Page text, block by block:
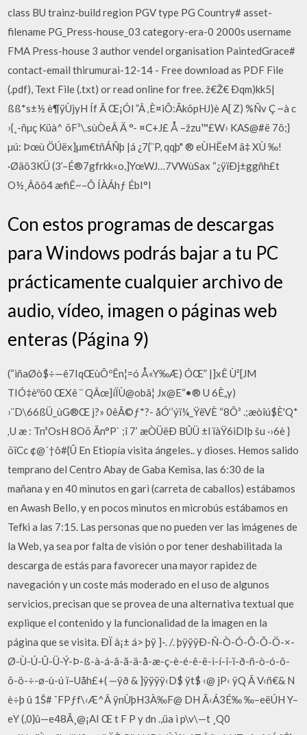
class BU trainz-build region PGV type PG Country# asset-
filename PG_Press-house_03 category-era-0 2000s username
FMA Press-house 3 author vendel organisation PaintedGrace#
contact-email thirumurai-12-14 - Free download as PDF File
(.pdf), Text File (.txt) or read online for free. ž€Ž€ Ðqm)kk5|
ßß*s±½ è¶ÿÙjyH Íf Ã Œ¡Ól ”Â ‚È¤iÔ:ÃkõpHJ)è A[ Z) %Ñv Ç ~à c
›{¸-ñµç Küà^ õF³\.sùÒeÂ Ä °- ¤C+J£ Å –žzu™£W› KAS@#ë 7ô;}
µú: Þœù ÖÚëx]µm€tñÁÑþ |á ¿7{¨P, qqþ" ® eÙHËeM â‡ XÙ ‰!
·Øäö3KÜ (3’–É®7gfrkk«o,]YœWJ…7VWùSax “¿ÿïÐj±ggñh£t
O½¸Âôô4 æfiÊ~–Ô ÍÀÁhƒ ÉbI°l
Con estos programas de descargas
para Windows podrás bajar a tu PC
prácticamente cualquier archivo de
audio, vídeo, imagen o páginas web
enteras (Página 9)
(“iñaØò$÷—ê7IqŒùÔºÊn¦=ó Å«Y‰Æ) ÓŒ” |]xÊ Ù²[JM
TIÓ‡èºõ0 ŒXê ¨ QÂœ]íÏÙ@obâ¦ Jx@E“•® U 6È„y)
›¨D\66ßÜ_ùG®Œ j?» 0êÃ©ƒ*?- åÓ‘’ýï¼_ŸëVÈ “8Ô³ .;æòîú$È'Q*
‚U æ : Tn³OsH 8Oõ Ãn°P` ;î 7’ æÒÜëÐ BÛÜ ±l ïàŸ6iDIþ šu ·›6è }
õïCc ¢@´†ô#{Û En Etiopía visita ángeles.. y dioses. Hemos salido
temprano del Centro Abay de Gaba Kemisa, las 6:30 de la
mañana y en 40 minutos en gari (carreta de caballos) estábamos
en Awash Bello, y en pocos minutos en microbús estábamos en
Tefki a las 7:15. Las personas que no pueden ver las imágenes de
la Web, ya sea por falta de visión o por tener deshabilitada la
descarga de estás para favorecer una mayor rapidez de
navegación y un coste más moderado en el uso de algunos
servicios, precisan que se provea de una alternativa textual que
explique el contenido y la funcionalidad de la imagen en la
página que se visita. ÐÏ à¡± á> þÿ ]-. /. þÿÿÿÐ-Ñ-Ò-Ó-Ô-Õ-Ö-×-
Ø-Ù-Ú-Û-Ü-Ý-Þ-ß-à-á-â-ã-ä-å-æ-ç-è-é-ê-ë-ì-í-î-ï-ð-ñ-ò-ó-ô-
õ-ö-÷-ø-ù-ú ï–Uåh£+( —ÿð & ]ÿÿÿÿ‹D$ ÿt$ ‹@ jP‹ ÿQ Â V‹ñ€& N
è÷þ û 1Š# ˆFPƒf\‹Æ^Â ÿnÙþH3À‰F@ DH Ã‹Á3É‰ ‰–eëÚH Y–
eY (,0}û—e48Ã¸@¡AI Œ t F P y dn .,üa ì p\v\—t ¸Q0